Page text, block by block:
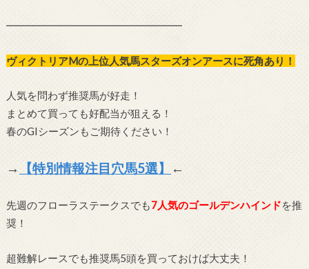
━━━━━━━━━━━━━━━━━
ヴィクトリアMの上位人気馬スターズオンアースに死角あり！
人気を問わず推奨馬が好走！
まとめて買っても好配当が狙える！
春のGIシーズンもご期待ください！
→ 【特別情報注目穴馬5選】 ←
先週のフローラステークスでも7人気のゴールデンハインドを推
奨！
超難解レースでも推奨馬5頭を買っておけば大丈夫！